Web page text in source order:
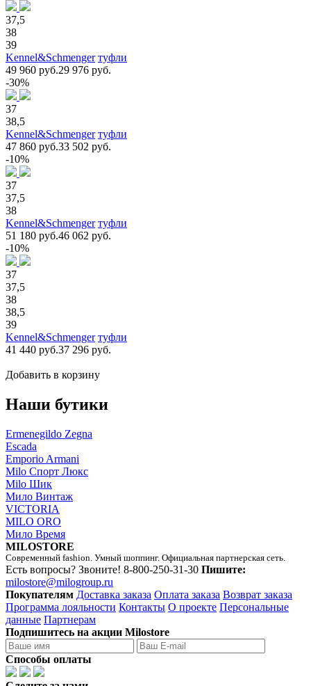
37,5
38
39
Kennel&Schmenger туфли
49 960 руб.29 976 руб.
-30%
37
38,5
Kennel&Schmenger туфли
47 860 руб.33 502 руб.
-10%
37
37,5
38
Kennel&Schmenger туфли
51 180 руб.46 062 руб.
-10%
37
37,5
38
38,5
39
Kennel&Schmenger туфли
41 440 руб.37 296 руб.
Добавить в корзину
Наши бутики
Ermenegildo Zegna
Escada
Emporio Armani
Milo Спорт Люкс
Milo Шик
Мило Винтаж
VICTORIA
MILO ORO
Мило Время
MILOSTORE
Современный fashion. Умный шоппинг. Официальная партнерская сеть.
Есть вопросы? Звоните! 8-800-250-31-30 Пишите:
milostore@milogroup.ru
Покупателям Доставка заказа Оплата заказа Возврат заказа
Программа лояльности Контакты О проекте Персональные
данные Партнерам
Подпишитесь на акции Milostore
Способы оплаты